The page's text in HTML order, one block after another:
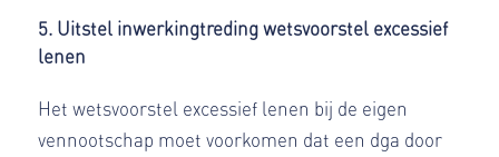
5. Uitstel inwerkingtreding wetsvoorstel excessief
lenen
Het wetsvoorstel excessief lenen bij de eigen
vennootschap moet voorkomen dat een dga door